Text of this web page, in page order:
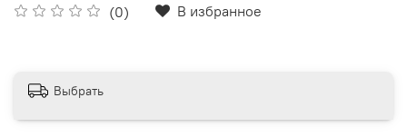
(0) В избранное
Выбрать